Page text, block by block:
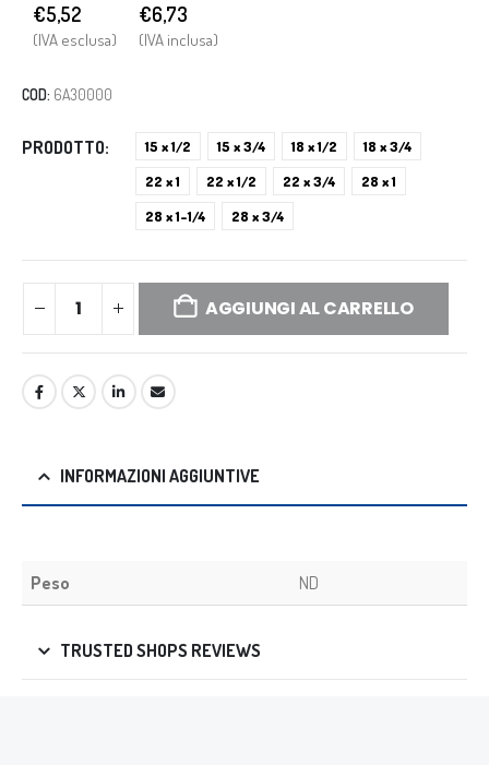
€5,52
(IVA esclusa)
€6,73
(IVA inclusa)
COD: 6A30000
PRODOTTO 15 x 1/2 15 x 3/4 18 x 1/2
18 x 3/4
22 x 1
22 x 1/2 22 x 3/4
28 x 1
28 x 1-1/4
28 x 3/4
AGGIUNGI AL CARRELLO
INFORMAZIONI AGGIUNTIVE
Peso ND
TRUSTED SHOPS REVIEWS